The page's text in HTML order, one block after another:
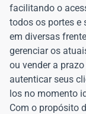
facilitando o
todos os portes e
em diversas
gerenciar os
ou vender a
autenticar seus
los no momento
Com o propósito